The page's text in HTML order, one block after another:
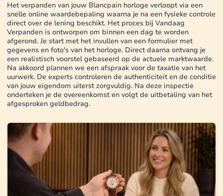
Het verpanden van jouw Blancpain horloge verloopt via een
snelle online waardebepaling waarna je na een fysieke controle
direct over de lening beschikt. Het proces bij Vandaag
Verpanden is ontworpen om binnen een dag te worden
afgerond. Je start met het invullen van een formulier met
gegevens en foto's van het horloge. Direct daarna ontvang je
een realistisch voorstel gebaseerd op de actuele marktwaarde.
Na akkoord plannen we een afspraak voor de taxatie van het
uurwerk. De experts controleren de authenticiteit en de conditie
van jouw eigendom uiterst zorgvuldig. Na deze inspectie
onderteken je de overeenkomst en volgt de uitbetaling van het
afgesproken geldbedrag.